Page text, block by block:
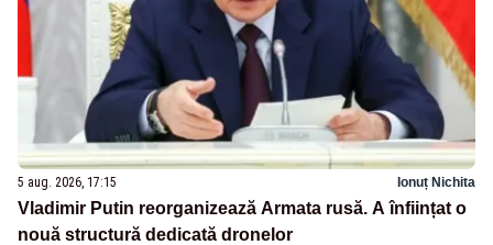
5 aug. 2026, 17:15 Ionuț Nichita
Vladimir Putin reorganizează Armata rusă. A înființat o
nouă structură dedicată dronelor